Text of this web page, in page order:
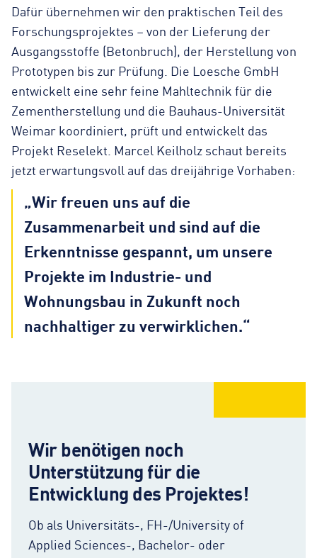
Dafür übernehmen wir den praktischen Teil des
Forschungsprojektes – von der Lieferung der
Ausgangsstoffe (Betonbruch), der Herstellung von
Prototypen bis zur Prüfung. Die Loesche GmbH
entwickelt eine sehr feine Mahltechnik für die
Zementherstellung und die Bauhaus-Universität
Weimar koordiniert, prüft und entwickelt das
Projekt Reselekt. Marcel Keilholz schaut bereits
jetzt erwartungsvoll auf das dreijährige Vorhaben:
„Wir freuen uns auf die
Zusammenarbeit und sind auf die
Erkenntnisse gespannt, um unsere
Projekte im Industrie- und
Wohnungsbau in Zukunft noch
nachhaltiger zu verwirklichen.“
Wir benötigen noch
Unterstützung für die
Entwicklung des Projektes!
Ob als Universitäts-, FH-/University of
Applied Sciences-, Bachelor- oder